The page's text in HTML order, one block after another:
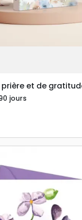
prière et de
jours